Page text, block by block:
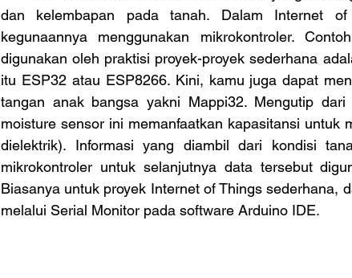
dan kelembapan pada tanah. Dalam Internet
kegunaannya menggunakan mikrokontroler.
digunakan oleh praktisi proyek-proyek sederhana
itu ESP32 atau ESP8266. Kini, kamu juga dapat
tangan anak bangsa yakni Mappi32. Mengutip
moisture sensor ini memanfaatkan kapasitansi untuk
dielektrik). Informasi yang diambil dari kondisi
mikrokontroler untuk selanjutnya data tersebut
Biasanya untuk proyek Internet of Things sederhana,
melalui Serial Monitor pada software Arduino IDE.